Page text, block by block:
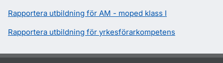
Rapportera utbildning för AM - moped klass I
Rapportera utbildning för yrkesförarkompetens